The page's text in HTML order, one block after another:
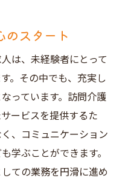
のスタート
は、未経験者にとって
。その中でも、充実し
っています。訪問介護
ービスを提供するた
、コミュニケーション
学ぶことができます。
ての業務を円滑に進め